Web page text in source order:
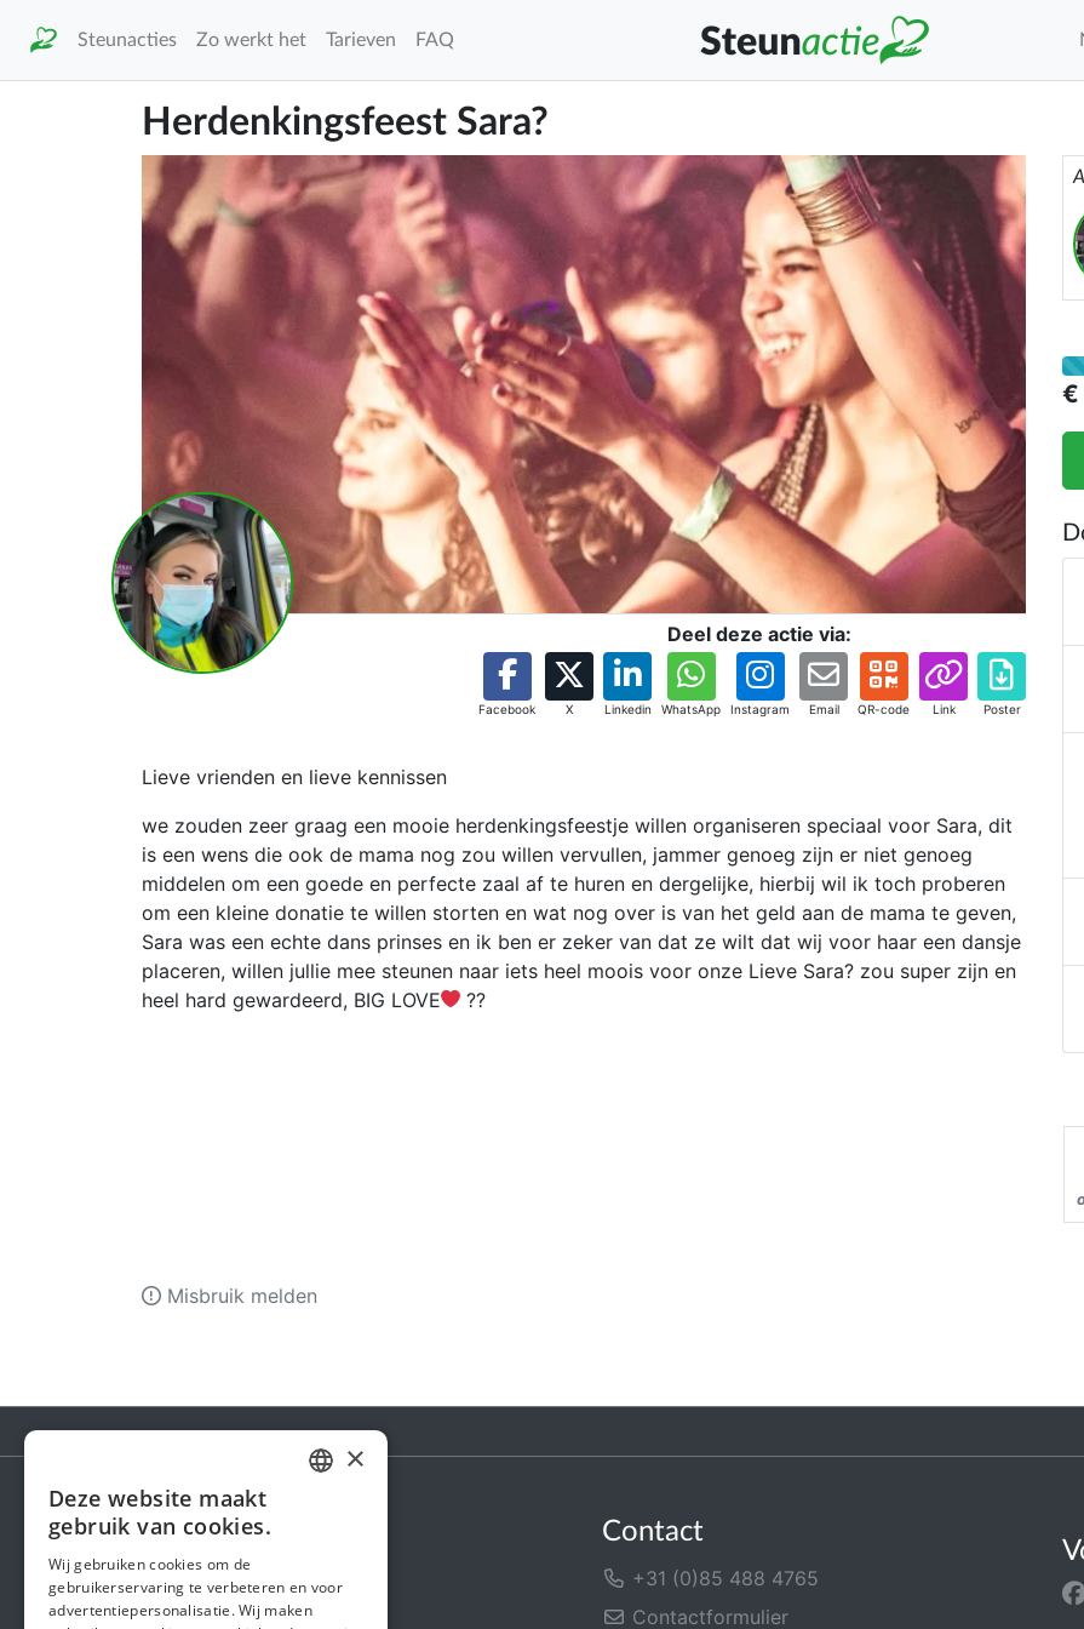
Steunacties Zo werkt het Tarieven FAQ
Herdenkingsfeest Sara?
Deel deze actie via:
Facebook X Linkedin WhatsApp Instagram Email QR-code Link Poster
Lieve vrienden en lieve kennissen
we zouden zeer graag een mooie herdenkingsfeestje willen organiseren speciaal voor Sara, dit
is een wens die ook de mama nog zou willen vervullen, jammer genoeg zijn er niet genoeg
middelen om een goede en perfecte zaal af te huren en dergelijke, hierbij wil ik toch proberen
om een kleine donatie te willen storten en wat nog over is van het geld aan de mama te geven,
Sara was een echte dans prinses en ik ben er zeker van dat ze wilt dat wij voor haar een dansje
placeren, willen jullie mee steunen naar iets heel moois voor onze Lieve Sara? zou super zijn en
heel hard gewardeerd, BIG LOVE
‍??
€
Misbruik melden
Steunactie
Over ons
In de media
Contact
+31 (0)85 488 4765
Contactformulier
ENGLISH
×
Deze website maakt
gebruik van cookies.
Wij gebruiken cookies om de
gebruikerservaring te verbeteren en voor
advertentiepersonalisatie. Wij maken